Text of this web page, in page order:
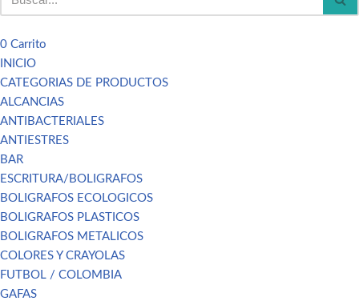
0 Carrito
INICIO
CATEGORIAS DE PRODUCTOS
ALCANCIAS
ANTIBACTERIALES
ANTIESTRES
BAR
ESCRITURA/BOLIGRAFOS
BOLIGRAFOS ECOLOGICOS
BOLIGRAFOS PLASTICOS
BOLIGRAFOS METALICOS
COLORES Y CRAYOLAS
FUTBOL / COLOMBIA
GAFAS